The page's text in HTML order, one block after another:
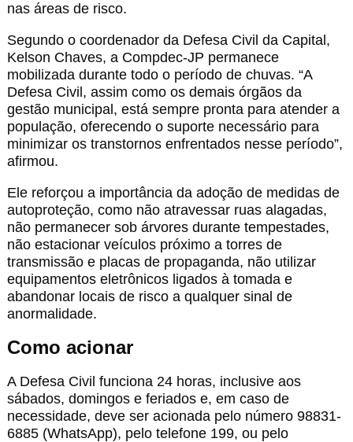
nas áreas de risco.
Segundo o coordenador da Defesa Civil da Capital,
Kelson Chaves, a Compdec-JP permanece
mobilizada durante todo o período de chuvas. “A
Defesa Civil, assim como os demais órgãos da
gestão municipal, está sempre pronta para atender a
população, oferecendo o suporte necessário para
minimizar os transtornos enfrentados nesse período”,
afirmou.
Ele reforçou a importância da adoção de medidas de
autoproteção, como não atravessar ruas alagadas,
não permanecer sob árvores durante tempestades,
não estacionar veículos próximo a torres de
transmissão e placas de propaganda, não utilizar
equipamentos eletrônicos ligados à tomada e
abandonar locais de risco a qualquer sinal de
anormalidade.
Como acionar
A Defesa Civil funciona 24 horas, inclusive aos
sábados, domingos e feriados e, em caso de
necessidade, deve ser acionada pelo número 98831-
6885 (WhatsApp), pelo telefone 199, ou pelo